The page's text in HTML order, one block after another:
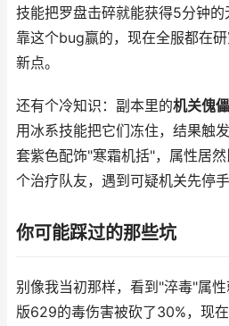
技能把罗盘击碎就能获得5分钟
靠这个bug赢的，现在全服都在
新点。
还有个冷知识：副本里的机关傀儡
用冰系技能把它们冻住，结果触
套紫色配饰"寒霜机括"，属性居
个治疗队友，遇到可疑机关先停手
你可能踩过的那些坑
别像我当初那样，看到"淬毒"属
版629的毒伤害被砍了30%，现